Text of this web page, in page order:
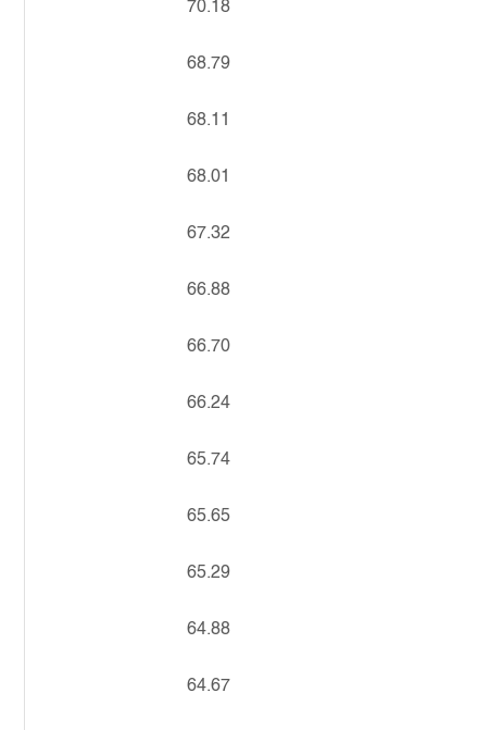
70.18
68.79
68.11
68.01
67.32
66.88
66.70
66.24
65.74
65.65
65.29
64.88
64.67